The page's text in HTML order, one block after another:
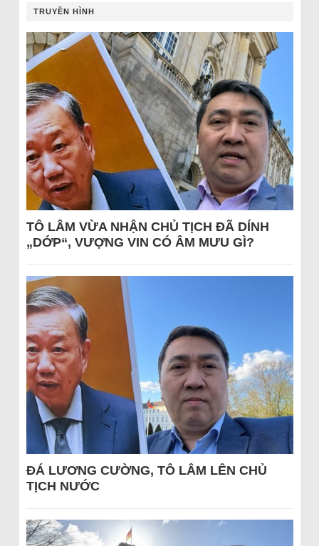
TRUYỀN HÌNH
TÔ LÂM VỪA NHẬN CHỦ TỊCH ĐÃ DÍNH
„DỚP“, VƯỢNG VIN CÓ ÂM MƯU GÌ?
ĐÁ LƯƠNG CƯỜNG, TÔ LÂM LÊN CHỦ
TỊCH NƯỚC